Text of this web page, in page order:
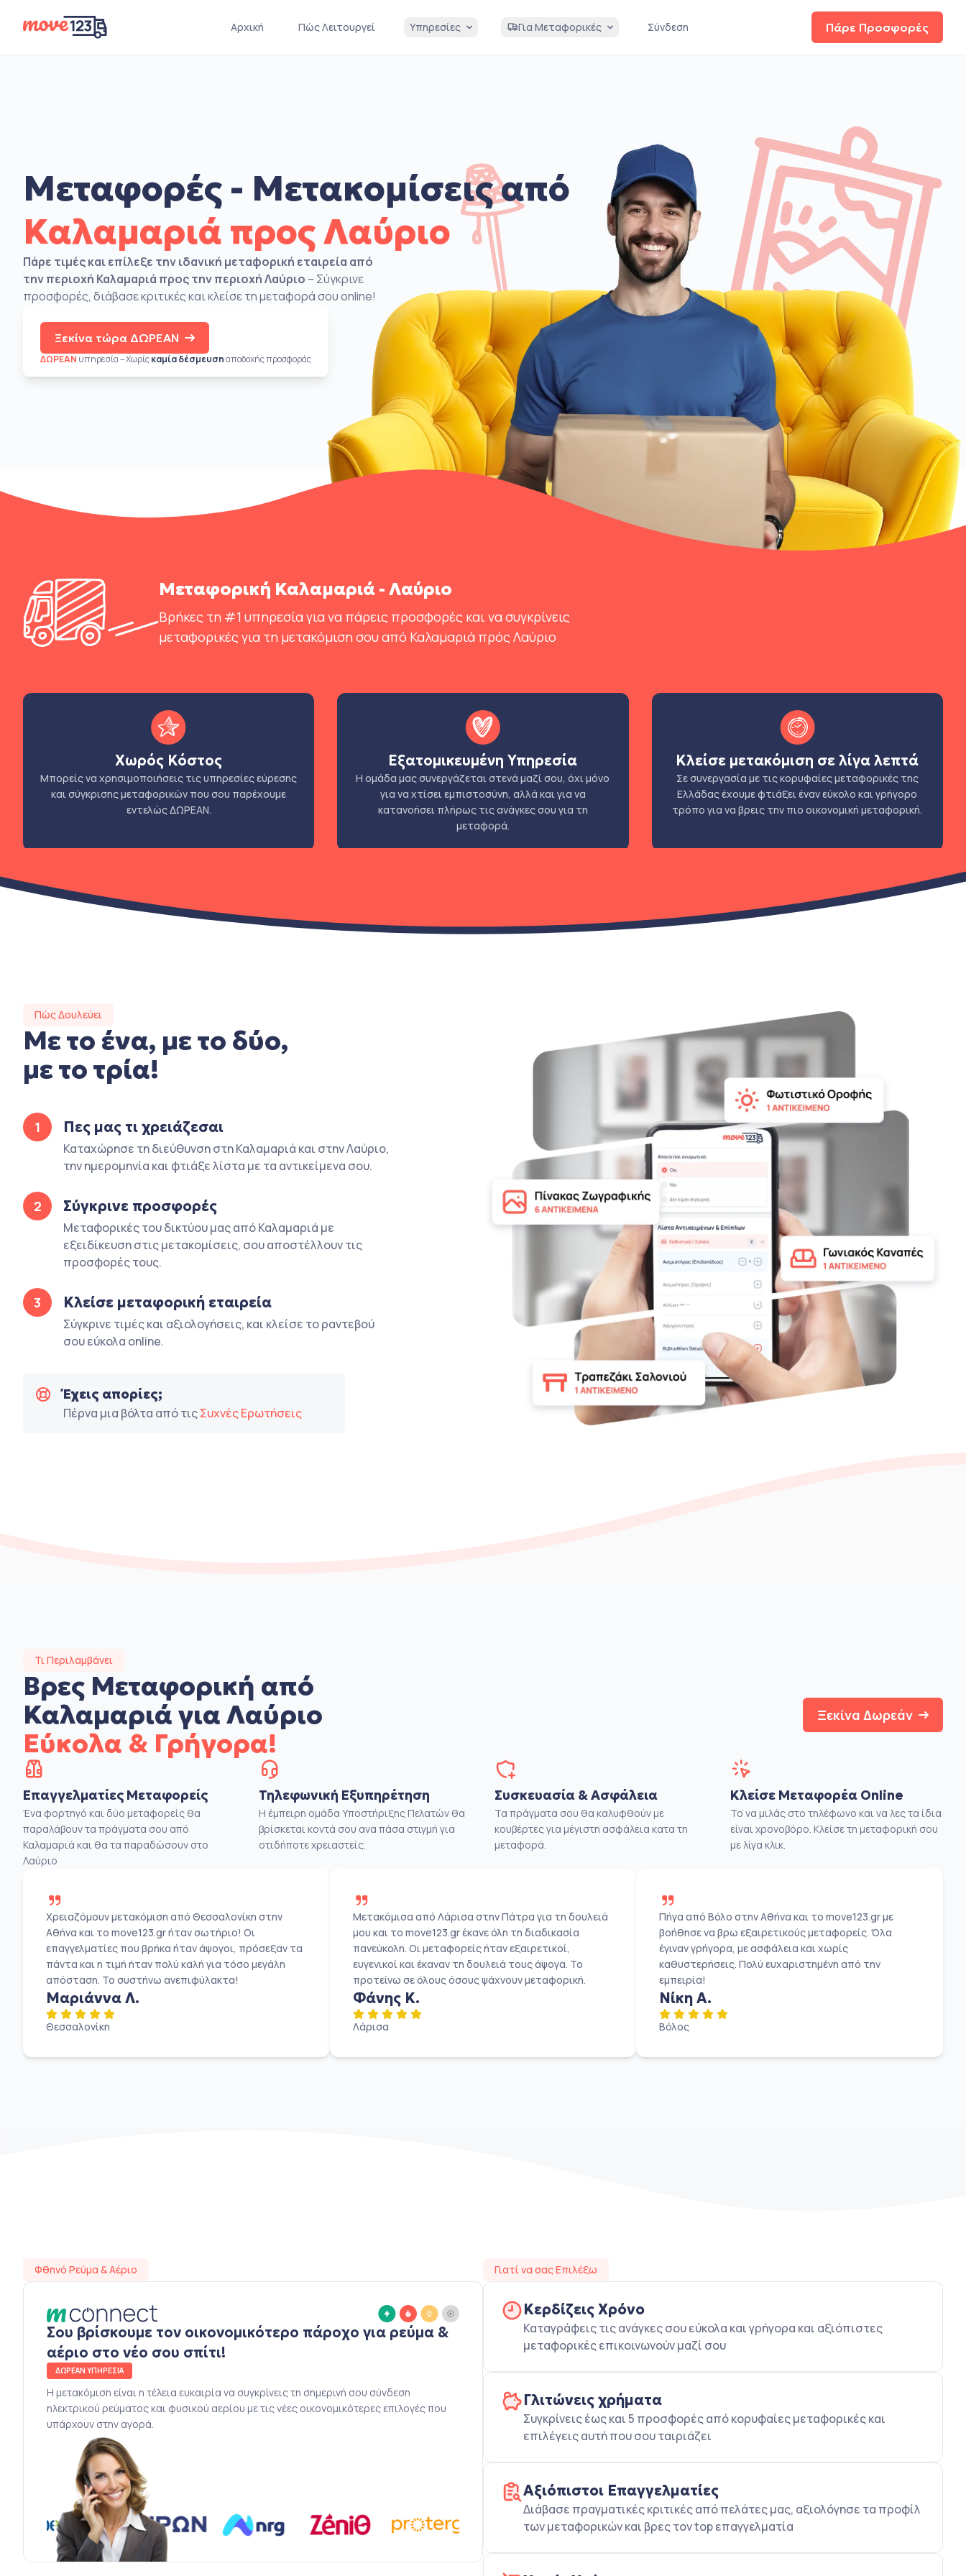
Πάρε Προσφορές
Αρχική Πώς Λειτουργεί Υπηρεσίες Για Μεταφορικές Σύνδεση
Μεταφορές - Μετακομίσεις από
Καλαμαριά προς Λαύριο
Πάρε τιμές και επίλεξε την ιδανική μεταφορική εταιρεία από
την περιοχή Καλαμαριά προς την περιοχή Λαύριο – Σύγκρινε
προσφορές, διάβασε κριτικές και κλείσε τη μεταφορά σου online!
Ξεκίνα τώρα ΔΩΡΕΑΝ
ΔΩΡΕΑΝ υπηρεσία – Χωρίςκαμία δέσμευσηαποδοχής προσφοράς
Μεταφορική Καλαμαριά - Λαύριο
Βρήκες τη #1 υπηρεσία για να πάρεις προσφορές και να συγκρίνεις
μεταφορικές για τη μετακόμιση σου από Καλαμαριά πρός Λαύριο
Χωρός Κόστος
Μπορείς να χρησιμοποιήσεις τις υπηρεσίες εύρεσης
και σύγκρισης μεταφορικών που σου παρέχουμε
εντελώς ΔΩΡΕΑΝ.
Εξατομικευμένη Υπηρεσία
Η ομάδα μας συνεργάζεται στενά μαζί σου, όχι μόνο
για να χτίσει εμπιστοσύνη, αλλά και για να
κατανοήσει πλήρως τις ανάγκες σου για τη
μεταφορά.
Κλείσε μετακόμιση σε λίγα λεπτά
Σε συνεργασία με τις κορυφαίες μεταφορικές της
Ελλάδας έχουμε φτιάξει έναν εύκολο και γρήγορο
τρόπο για να βρεις την πιο οικονομική μεταφορική.
Πώς Δουλεύει
Με το ένα, με το δύο,
με το τρία!
1 Πες μας τι χρειάζεσαι
Καταχώρησε τη διεύθυνση στη Καλαμαριά και στην Λαύριο,
την ημερομηνία και φτιάξε λίστα με τα αντικείμενα σου.
2 Σύγκρινε προσφορές
Μεταφορικές του δικτύου μας από Καλαμαριά με
εξειδίκευση στις μετακομίσεις, σου αποστέλλουν τις
προσφορές τους.
3 Κλείσε μεταφορική εταιρεία
Σύγκρινε τιμές και αξιολογήσεις, και κλείσε το ραντεβού
σου εύκολα online.
Έχεις απορίες;
Πέρνα μια βόλτα από τιςΣυχνές Ερωτήσεις
Τι Περιλαμβάνει
Βρες Μεταφορική από
Καλαμαριά για Λαύριο
Εύκολα & Γρήγορα!
Ξεκίνα Δωρεάν
Επαγγελματίες Μεταφορείς
Ένα φορτηγό και δύο μεταφορείς θα
παραλάβουν τα πράγματα σου από
Καλαμαριά και θα τα παραδώσουν στο
Λαύριο
Τηλεφωνική Εξυπηρέτηση
Η έμπειρη ομάδα Υποστήριξης Πελατών θα
βρίσκεται κοντά σου ανα πάσα στιγμή για
οτιδήποτε χρειαστείς.
Συσκευασία & Ασφάλεια
Τα πράγματα σου θα καλυφθούν με
κουβέρτες για μέγιστη ασφάλεια κατα τη
μεταφορά.
Κλείσε Μεταφορέα Online
Το να μιλάς στο τηλέφωνο και να λες τα ίδια
είναι χρονοβόρο. Κλείσε τη μεταφορική σου
με λίγα κλικ.
Χρειαζόμουν μετακόμιση από Θεσσαλονίκη στην
Αθήνα και το move123.gr ήταν σωτήριο! Οι
επαγγελματίες που βρήκα ήταν άψογοι, πρόσεξαν τα
πάντα και η τιμή ήταν πολύ καλή για τόσο μεγάλη
απόσταση. Το συστήνω ανεπιφύλακτα!
Μαριάννα Λ.
Θεσσαλονίκη
Μετακόμισα από Λάρισα στην Πάτρα για τη δουλειά
μου και το move123.gr έκανε όλη τη διαδικασία
πανεύκολη. Οι μεταφορείς ήταν εξαιρετικοί,
ευγενικοί και έκαναν τη δουλειά τους άψογα. Το
προτείνω σε όλους όσους ψάχνουν μεταφορική.
Φάνης Κ.
Λάρισα
Πήγα από Βόλο στην Αθήνα και το move123.gr με
βοήθησε να βρω εξαιρετικούς μεταφορείς. Όλα
έγιναν γρήγορα, με ασφάλεια και χωρίς
καθυστερήσεις. Πολύ ευχαριστημένη από την
εμπειρία!
Νίκη Α.
Βόλος
Φθηνό Ρεύμα & Αέριο
Σου βρίσκουμε τον οικονομικότερο πάροχο για ρεύμα &
αέριο στο νέο σου σπίτι!
ΔΩΡΕΑΝ ΥΠΗΡΕΣΙΑ
Η μετακόμιση είναι η τέλεια ευκαιρία να συγκρίνεις τη σημερινή σου σύνδεση
ηλεκτρικού ρεύματος και φυσικού αερίου με τις νέες οικονομικότερες επιλογές που
υπάρχουν στην αγορά.
Γιατί να σας Επιλέξω
Κερδίζεις Χρόνο
Καταγράφεις τις ανάγκες σου εύκολα και γρήγορα και αξιόπιστες
μεταφορικές επικοινωνούν μαζί σου
Γλιτώνεις χρήματα
Συγκρίνεις έως και 5 προσφορές από κορυφαίες μεταφορικές και
επιλέγεις αυτή που σου ταιριάζει
Αξιόπιστοι Επαγγελματίες
Διάβασε πραγματικές κριτικές από πελάτες μας, αξιολόγησε τα προφίλ
των μεταφορικών και βρες τον top επαγγελματία